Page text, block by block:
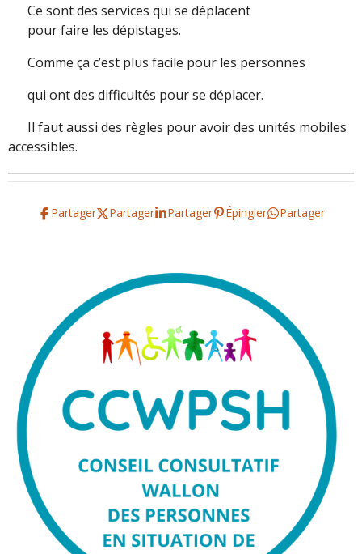
Ce sont des services qui se déplacent
pour faire les dépistages.
Comme ça c’est plus facile pour les personnes
qui ont des difficultés pour se déplacer.
Il faut aussi des règles pour avoir des unités mobiles
accessibles.
Partager Partager Partager Épingler Partager